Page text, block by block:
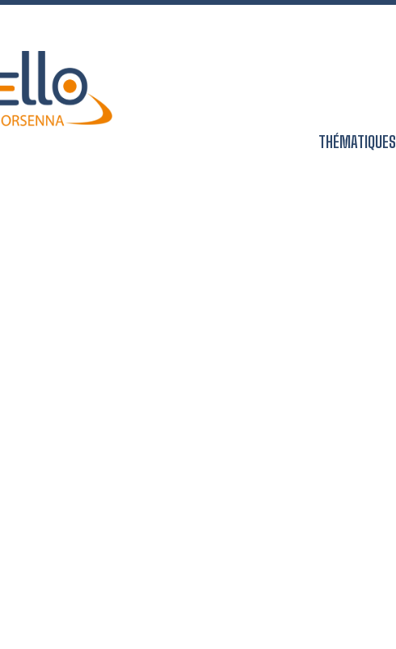
THÉMATIQUES